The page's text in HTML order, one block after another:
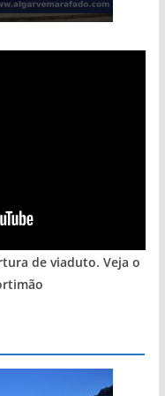
de viaduto. Veja o